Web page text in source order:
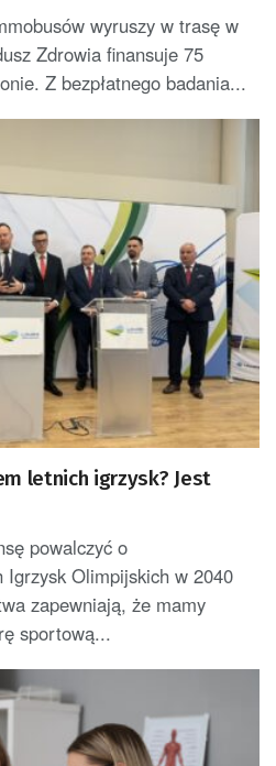
wyruszy w trasę w
Zdrowia finansuje 75
Z bezpłatnego badania...
letnich igrzysk? Jest
powalczyć o
Olimpijskich w 2040
zapewniają, że mamy
sportową...